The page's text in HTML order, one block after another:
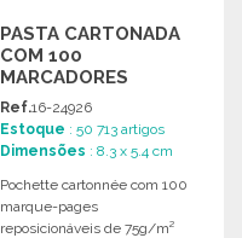
PASTA CARTONADA
COM 100
MARCADORES
COLORIDOS A PREÇO
GROSSISTA
Ref.16-24926
Estoque : 50 713 artigos
Dimensões : 8.3 x 5.4 cm
Pochette cartonnée com 100
marque-pages
reposicionáveis de 75g/m²